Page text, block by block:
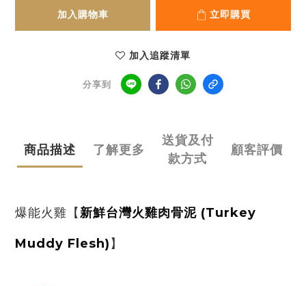
加入購物車 立即購買
加入追蹤清單
分享到
商品描述 了解更多
送貨及付
款方式
顧客評價
爆能火雞【新鮮台灣火雞肉骨泥 (Turkey
Muddy Flesh) 】